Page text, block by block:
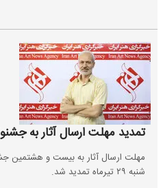
تمدید مهلت ارسال آثار به
مهلت ارسال آثار به بیست و هشتمین
شنبه ۲۹ تیرماه تمدید شد.